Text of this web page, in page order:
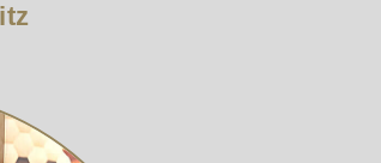
für Geräte/Lautsprecher mit